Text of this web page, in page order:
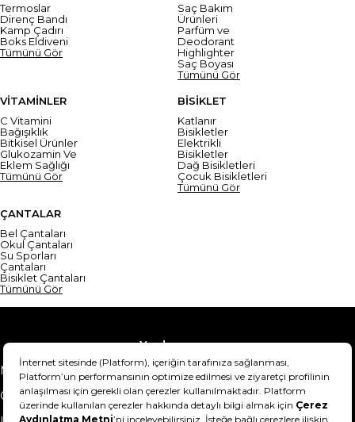
Termoslar
Direnç Bandı
Kamp Çadırı
Boks Eldiveni
Tümünü Gör
Saç Bakım
Ürünleri
Parfüm ve
Deodorant
Highlighter
Saç Boyası
Tümünü Gör
VİTAMİNLER
C Vitamini
Bağışıklık
Bitkisel Ürünler
Glukozamin Ve
Eklem Sağlığı
Tümünü Gör
BİSİKLET
Katlanır
Bisikletler
Elektrikli
Bisikletler
Dağ Bisikletleri
Çocuk Bisikletleri
Tümünü Gör
ÇANTALAR
Bel Çantaları
Okul Çantaları
Su Sporları
Çantaları
Bisiklet Çantaları
Tümünü Gör
Yardım
Mesafeli Satış Sözleşmesi
Teslimat Bilgisi
Gizlilik Sözleşmesi
Şartlar & Koşullar